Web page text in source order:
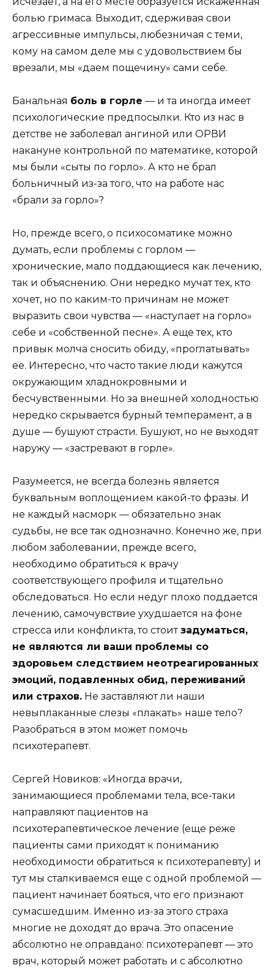
болью гримаса. Выходит, сдерживая свои
агрессивные импульсы, любезничая с теми,
кому на самом деле мы с удовольствием бы
врезали, мы «даем пощечину» сами себе.
Банальная боль в горле — и та иногда имеет
психологические предпосылки. Кто из нас в
детстве не заболевал ангиной или ОРВИ
накануне контрольной по математике, которой
мы были «сыты по горло». А кто не брал
больничный из-за того, что на работе нас
«брали за горло»?
Но, прежде всего, о психосоматике можно
думать, если проблемы с горлом —
хронические, мало поддающиеся как лечению,
так и объяснению. Они нередко мучат тех, кто
хочет, но по каким-то причинам не может
выразить свои чувства — «наступает на горло»
себе и «собственной песне». А еще тех, кто
привык молча сносить обиду, «проглатывать»
ее. Интересно, что часто такие люди кажутся
окружающим хладнокровными и
бесчувственными. Но за внешней холодностью
нередко скрывается бурный темперамент, а в
душе — бушуют страсти. Бушуют, но не выходят
наружу — «застревают в горле».
Разумеется, не всегда болезнь является
буквальным воплощением какой-то фразы. И
не каждый насморк — обязательно знак
судьбы, не все так однозначно. Конечно же, при
любом заболевании, прежде всего,
необходимо обратиться к врачу
соответствующего профиля и тщательно
обследоваться. Но если недуг плохо поддается
лечению, самочувствие ухудшается на фоне
стресса или конфликта, то стоитзадуматься,
не являются ли ваши проблемы со
здоровьем следствием неотреагированных
эмоций, подавленных обид, переживаний
или страхов. Не заставляют ли наши
невыплаканные слезы «плакать» наше тело?
Разобраться в этом может помочь
психотерапевт.
Сергей Новиков: «Иногда врачи,
занимающиеся проблемами тела, все-таки
направляют пациентов на
психотерапевтическое лечение (еще реже
пациенты сами приходят к пониманию
необходимости обратиться к психотерапевту) и
тут мы сталкиваемся еще с одной проблемой —
пациент начинает бояться, что его признают
сумасшедшим. Именно из-за этого страха
многие не доходят до врача. Это опасение
абсолютно не оправдано: психотерапевт — это
врач, который может работать и с абсолютно